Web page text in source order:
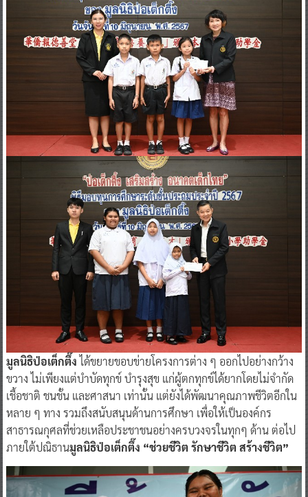
มูลนิธิป่อเต็กตึ๊งได้ขยายขอบข่ายโครงการต่าง ๆ ออกไปอย่างกว้าง
ขวาง ไม่เพียงแต่บำบัดทุกข์ บำรุงสุข แก่ผู้ตกทุกข์ได้ยากโดยไม่จำกัด
เชื้อชาติ ชนชั้น และศาสนา เท่านั้น แต่ยังได้พัฒนาคุณภาพชีวิตอีกใน
หลาย ๆ ทาง รวมถึงสนับสนุนด้านการศึกษา เพื่อให้เป็นองค์กร
สาธารณกุศลที่ช่วยเหลือประชาชนอย่างครบวงจรในทุกๆ ด้าน ต่อไป
ภายใต้ปณิธานมูลนิธิป่อเต็กตึ๊ง “ช่วยชีวิต รักษาชีวิต สร้างชีวิต”